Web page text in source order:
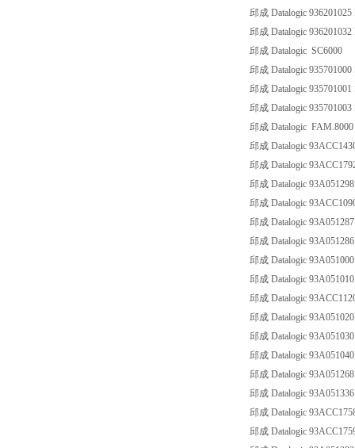
邱成 Datalogic
邱成 Datalogic
邱成 Datalogic SC6000
邱成 Datalogic
邱成 Datalogic
邱成 Datalogic
邱成 Datalogic FAM.8000
邱成 Datalogic
邱成 Datalogic
邱成 Datalogic
邱成 Datalogic
邱成 Datalogic
邱成 Datalogic
邱成 Datalogic
邱成 Datalogic
邱成 Datalogic
邱成 Datalogic
邱成 Datalogic
邱成 Datalogic
邱成 Datalogic
邱成 Datalogic
邱成 Datalogic
邱成 Datalogic